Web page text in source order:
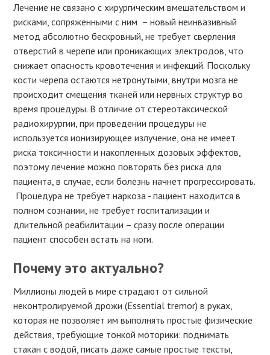
Лечение не связано с хирургическим вмешательством и
рисками, сопряженными с ним – новый неинвазивный
метод абсолютно бескровный, не требует сверления
отверстий в черепе или проникающих электродов, что
снижает опасность кровотечения и инфекций. Поскольку
кости черепа остаются нетронутыми, внутри мозга не
происходит смещения тканей или нервных структур во
время процедуры. В отличие от стереотаксической
радиохирургии, при проведении процедуры не
используется ионизирующее излучение, она не имеет
риска токсичности и накопленных дозовых эффектов,
поэтому лечение можно повторять без риска для
пациента, в случае, если болезнь начнет прогрессировать.
Процедура не требует наркоза - пациент находится в
полном сознании, не требует госпитализации и
длительной реабилитации – сразу после операции
пациент способен встать на ноги.
Почему это актуально?
Миллионы людей в мире страдают от сильной
неконтролируемой дрожи (Essential tremor) в руках,
которая не позволяет им выполнять простые физические
действия, требующие тонкой моторики: поднимать
стакан с водой, писать даже самые простые тексты,